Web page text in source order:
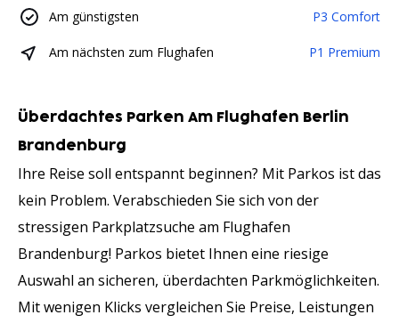
Am günstigsten P3 Comfort
Am nächsten zum Flughafen P1 Premium
Überdachtes Parken Am Flughafen Berlin
Brandenburg
Ihre Reise soll entspannt beginnen? Mit Parkos ist das
kein Problem. Verabschieden Sie sich von der
stressigen Parkplatzsuche am Flughafen
Brandenburg! Parkos bietet Ihnen eine riesige
Auswahl an sicheren, überdachten Parkmöglichkeiten.
Mit wenigen Klicks vergleichen Sie Preise, Leistungen